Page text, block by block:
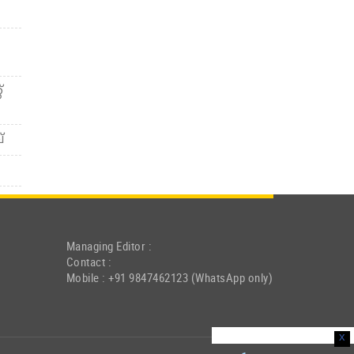
Managing Editor :
Contact :
Mobile : +91 9847462123 (WhatsApp only)
x